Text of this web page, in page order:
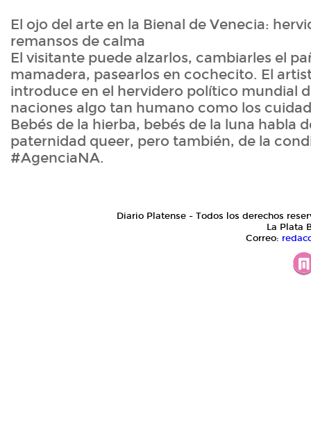
El ojo del arte en la Bienal de Venecia:
remansos de calma
El visitante puede alzarlos, cambiarles el
mamadera, pasearlos en cochecito. El
introduce en el hervidero político mundial
naciones algo tan humano como los
Bebés de la hierba, bebés de la luna habla
paternidad queer, pero también, de la
#AgenciaNA.
Diario Platense - Todos los derechos
La Plata
Correo: